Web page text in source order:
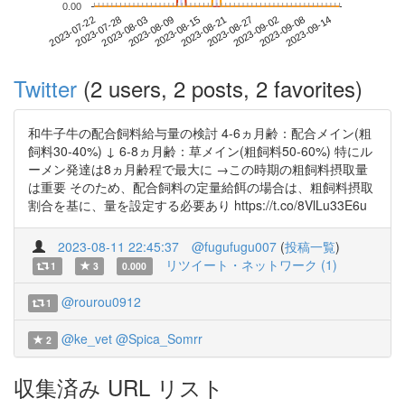
2023-07-222023-07-282023-08-032023-08-092023-08-152023-08-212023-08-272023-09-022023-09-082023-09-14
0.00
Twitter (2 users, 2 posts, 2 favorites)
和牛子牛の配合飼料給与量の検討 4-6ヵ月齢：配合メイン(粗
飼料30-40%) ↓ 6-8ヵ月齢：草メイン(粗飼料50-60%) 特にル
ーメン発達は8ヵ月齢程で最大に →この時期の粗飼料摂取量
は重要 そのため、配合飼料の定量給餌の場合は、粗飼料摂取
割合を基に、量を設定する必要あり https://t.co/8VlLu33E6u
2023-08-11 22:45:37 @fugufugu007 (投稿一覧)
1 3 0.000 リツイート・ネットワーク (1)
1 @rourou0912
2 @ke_vet @Spica_Somrr
収集済み URL リスト